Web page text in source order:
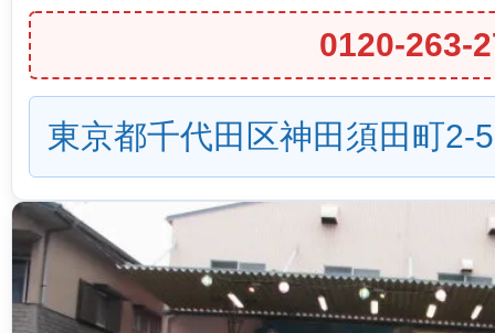
0120-263-
東京都千代田区神田須田町2-